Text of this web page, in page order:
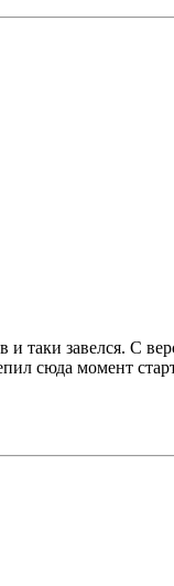
таки завелся. С
сюда момент